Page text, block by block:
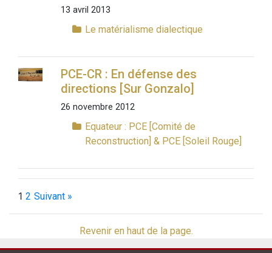
13 avril 2013
Le matérialisme dialectique
PCE-CR : En défense des
directions [Sur Gonzalo]
26 novembre 2012
Equateur : PCE [Comité de
Reconstruction] & PCE [Soleil Rouge]
1 2 Suivant »
Revenir en haut de la page.